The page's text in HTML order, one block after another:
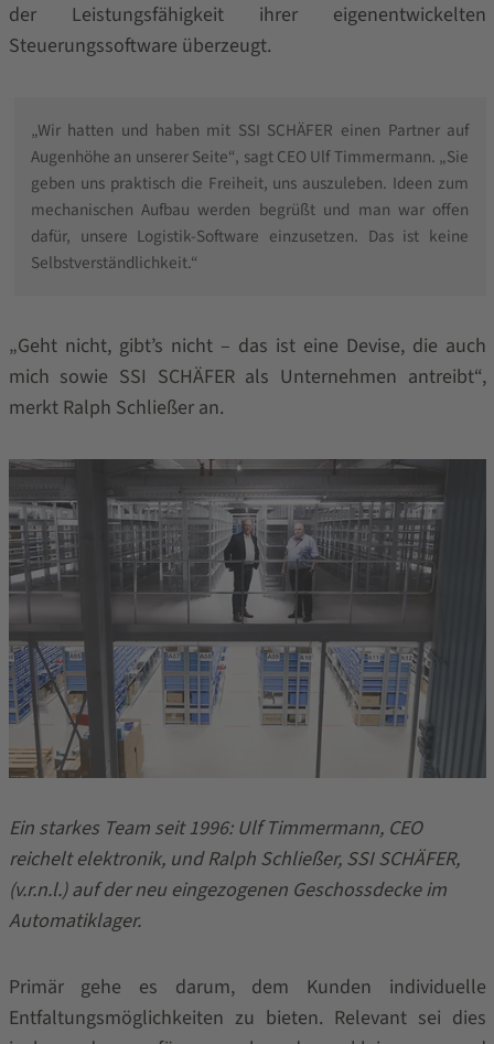
der Leistungsfähigkeit ihrer eigenentwickelten
Steuerungssoftware überzeugt.
„Wir hatten und haben mit SSI SCHÄFER einen Partner auf
Augenhöhe an unserer Seite“, sagt CEO Ulf Timmermann. „Sie
geben uns praktisch die Freiheit, uns auszuleben. Ideen zum
mechanischen Aufbau werden begrüßt und man war offen
dafür, unsere Logistik-Software einzusetzen. Das ist keine
Selbstverständlichkeit.“
„Geht nicht, gibt’s nicht – das ist eine Devise, die auch
mich sowie SSI SCHÄFER als Unternehmen antreibt“,
merkt Ralph Schließer an.
Ein starkes Team seit 1996: Ulf Timmermann, CEO
reichelt elektronik, und Ralph Schließer, SSI SCHÄFER,
(v.r.n.l.) auf der neu eingezogenen Geschossdecke im
Automatiklager.
Primär gehe es darum, dem Kunden individuelle
Entfaltungsmöglichkeiten zu bieten. Relevant sei dies